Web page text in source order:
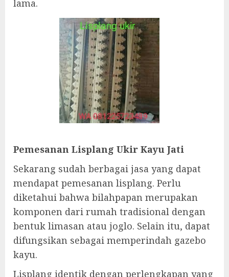
lama.
Pemesanan Lisplang Ukir Kayu Jati
Sekarang sudah berbagai jasa yang dapat
mendapat pemesanan lisplang. Perlu
diketahui bahwa bilahpapan merupakan
komponen dari rumah tradisional dengan
bentuk limasan atau joglo. Selain itu, dapat
difungsikan sebagai memperindah gazebo
kayu.
Lisplang identik dengan perlengkapan yang